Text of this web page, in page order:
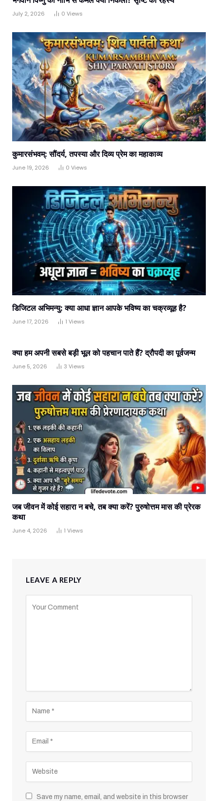
July 2, 2026 0 Views
कुमारसंभवम्: सौंदर्य, तपस्या और दिव्य प्रेम का महाकाव्य
June 19, 2026 0 Views
डिजिटल अभिमन्यु: क्या आधा ज्ञान आपके भविष्य का चक्रव्यूह है?
June 17, 2026 1 Views
क्या हम अपनी सबसे बड़ी भूल को पहचान पाते हैं? द्रौपदी का पूर्वजन्म
June 5, 2026 3 Views
जब जीवन में कोई सहारा न बचे, तब क्या करें? पुरुषोत्तम मास की प्रेरक
कथा
June 4, 2026 1 Views
LEAVE A REPLY
Save my name, email, and website in this browser